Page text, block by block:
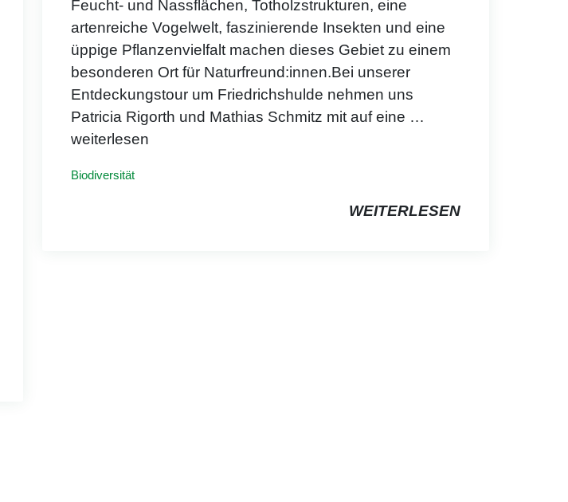
Feucht- und Nassflächen, Totholzstrukturen, eine
artenreiche Vogelwelt, faszinierende Insekten und eine
üppige Pflanzenvielfalt machen dieses Gebiet zu einem
besonderen Ort für Naturfreund:innen.Bei unserer
Entdeckungstour um Friedrichshulde nehmen uns
Patricia Rigorth und Mathias Schmitz mit auf eine …
weiterlesen
Biodiversität
WEITERLESEN